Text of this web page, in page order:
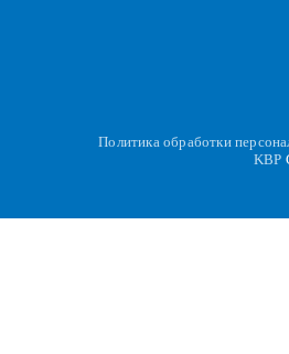
Политика обработки
KBP